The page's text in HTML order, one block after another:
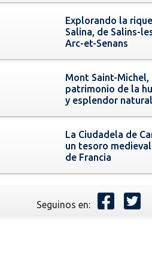
Explorando la
Salina, de Salins-
Arc-et-Senans
Mont Saint-Michel,
patrimonio de la
y esplendor natural
La Ciudadela de
un tesoro
de Francia
Seguinos en: